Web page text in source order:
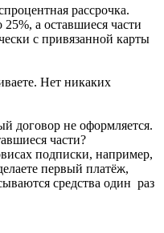
рассрочка.
25%, а оставшиеся части
с привязанной карты
Нет никаких
договор не оформляется.
части?
подписки, например,
первый платёж,
средства один раз